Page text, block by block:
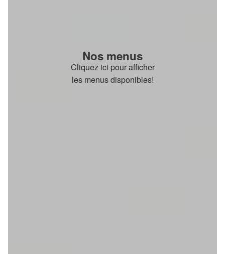
Nos menus
Cliquez ici pour afficher
les menus disponibles!